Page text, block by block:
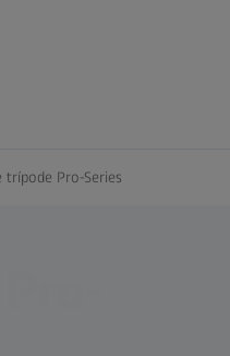
trípode Pro-Series